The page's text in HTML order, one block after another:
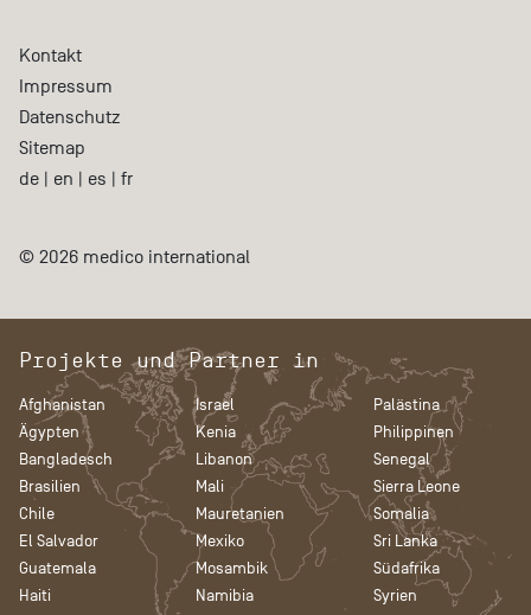
Kontakt
Impressum
Datenschutz
Sitemap
de | en | es | fr
© 2026 medico international
Projekte und Partner in
Afghanistan
Ägypten
Bangladesch
Brasilien
Chile
El Salvador
Guatemala
Haiti
Israel
Kenia
Libanon
Mali
Mauretanien
Mexiko
Mosambik
Namibia
Palästina
Philippinen
Senegal
Sierra Leone
Somalia
Sri Lanka
Südafrika
Syrien